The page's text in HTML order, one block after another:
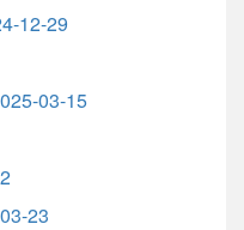
12-29
03-15
23